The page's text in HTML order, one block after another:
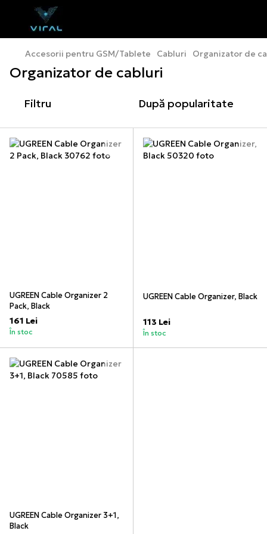
Accesorii pentru GSM/Tablete Cabluri Organizator de
Organizator de cabluri
Filtru După popularitate
UGREEN Cable Organizer 2
Pack, Black
161 Lei
În stoc
UGREEN Cable Organizer, Black
113 Lei
În stoc
UGREEN Cable Organizer 3+1,
Black